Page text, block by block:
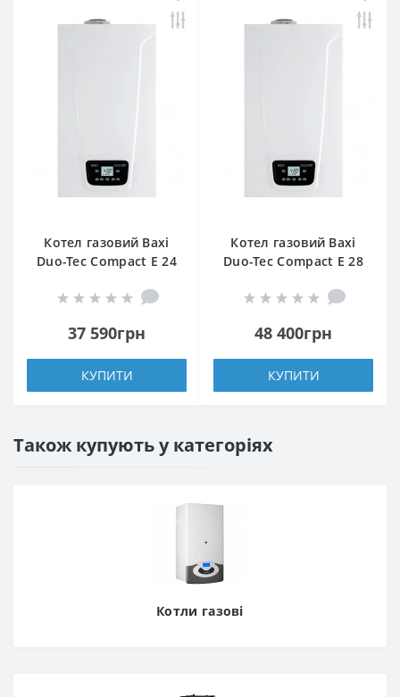
Котел газовий Baxi
Duo-Tec Compact E 24
37 590грн
КУПИТИ
Котел газовий Baxi
Duo-Tec Compact E 28
48 400грн
КУПИТИ
Також купують у категоріях
Котли газові